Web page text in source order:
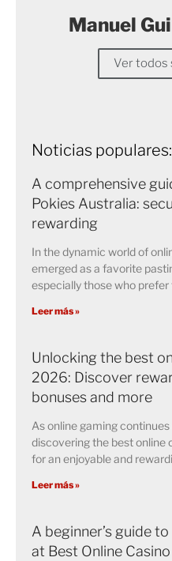
Manuel
Ver todos
Noticias populares:
A comprehensive
Pokies Australia:
rewarding
In the dynamic world of
emerged as a favorite
especially those who
Leer más »
Unlocking the best
2026: Discover
bonuses and more
As online gaming
discovering the best online
for an enjoyable and
Leer más »
A beginner’s guide
at Best Online